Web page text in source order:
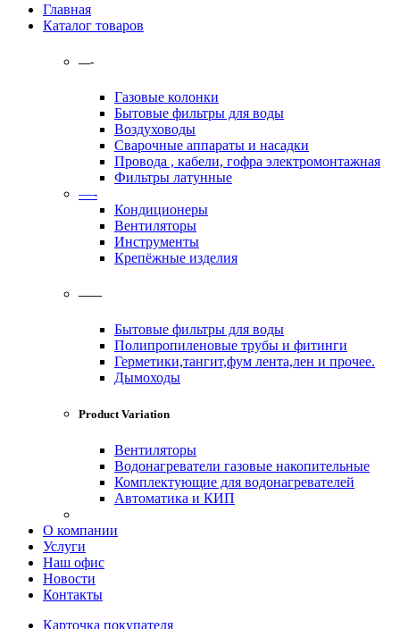
Главная
Каталог товаров
—-
Газовые колонки
Бытовые фильтры для воды
Воздуховоды
Сварочные аппараты и насадки
Провода , кабели, гофра электромонтажная
Фильтры латунные
—-
Кондиционеры
Вентиляторы
Инструменты
Крепёжные изделия
——
Бытовые фильтры для воды
Полипропиленовые трубы и фитинги
Герметики,тангит,фум лента,лен и прочее.
Дымоходы
Product Variation
Вентиляторы
Водонагреватели газовые накопительные
Комплектующие для водонагревателей
Автоматика и КИП
О компании
Услуги
Наш офис
Новости
Контакты
Карточка покупателя